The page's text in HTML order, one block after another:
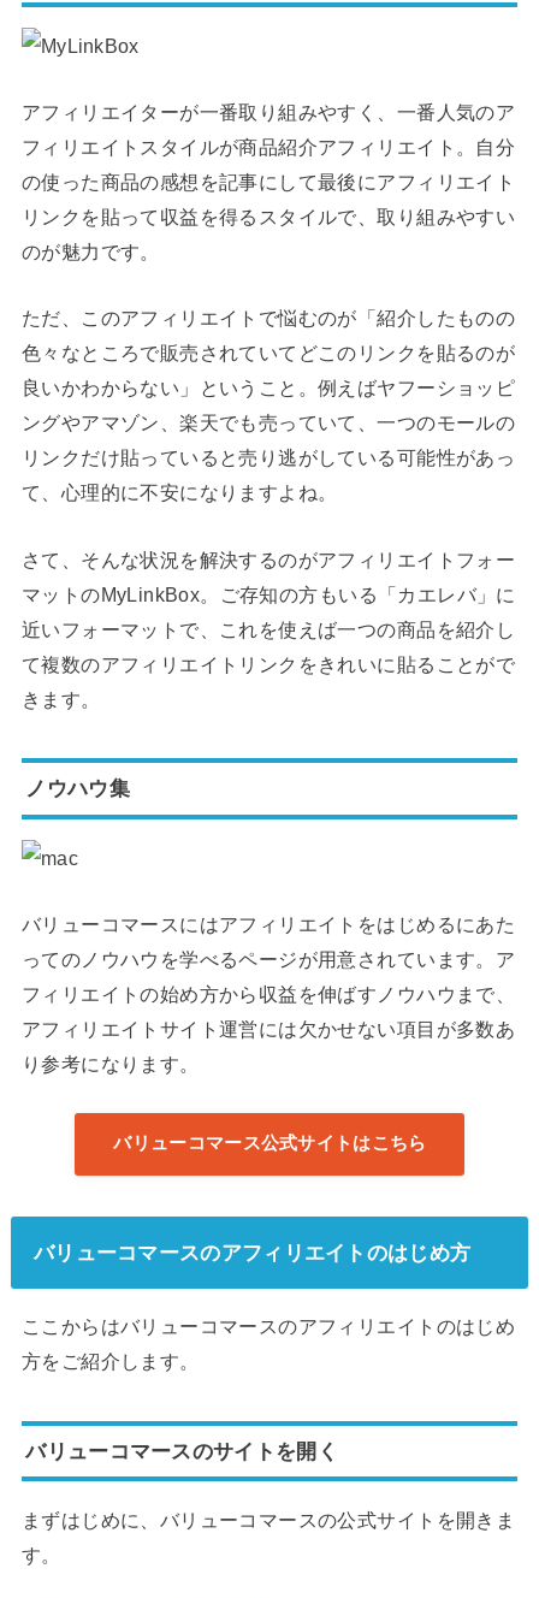
アフィリエイターが一番取り組みやすく、一番人気のア
フィリエイトスタイルが商品紹介アフィリエイト。自分
の使った商品の感想を記事にして最後にアフィリエイト
リンクを貼って収益を得るスタイルで、取り組みやすい
のが魅力です。
ただ、このアフィリエイトで悩むのが「紹介したものの
色々なところで販売されていてどこのリンクを貼るのが
良いかわからない」ということ。例えばヤフーショッピ
ングやアマゾン、楽天でも売っていて、一つのモールの
リンクだけ貼っていると売り逃がしている可能性があっ
て、心理的に不安になりますよね。
さて、そんな状況を解決するのがアフィリエイトフォー
マットのMyLinkBox。ご存知の方もいる「カエレバ」に
近いフォーマットで、これを使えば一つの商品を紹介し
て複数のアフィリエイトリンクをきれいに貼ることがで
きます。
ノウハウ集
バリューコマースにはアフィリエイトをはじめるにあた
ってのノウハウを学べるページが用意されています。ア
フィリエイトの始め方から収益を伸ばすノウハウまで、
アフィリエイトサイト運営には欠かせない項目が多数あ
り参考になります。
バリューコマース公式サイトはこちら
バリューコマースのアフィリエイトのはじめ方
ここからはバリューコマースのアフィリエイトのはじめ
方をご紹介します。
バリューコマースのサイトを開く
まずはじめに、バリューコマースの公式サイトを開きま
す。